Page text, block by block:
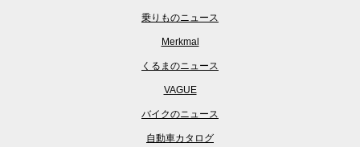
乗りものニュース
Merkmal
くるまのニュース
VAGUE
バイクのニュース
自動車カタログ